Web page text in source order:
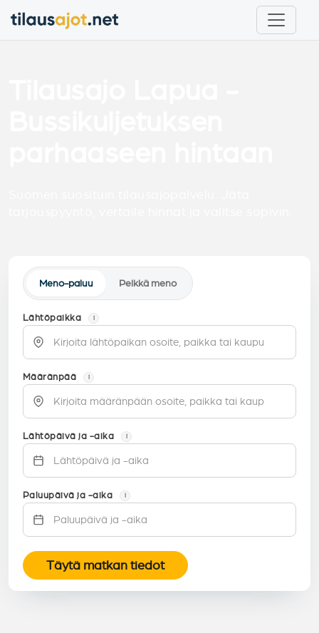
Meno-paluu Pelkkä meno
Lähtöpaikka i
Määränpää i
Lähtöpäivä ja -aika i
Paluupäivä ja -aika i
Täytä matkan tiedot